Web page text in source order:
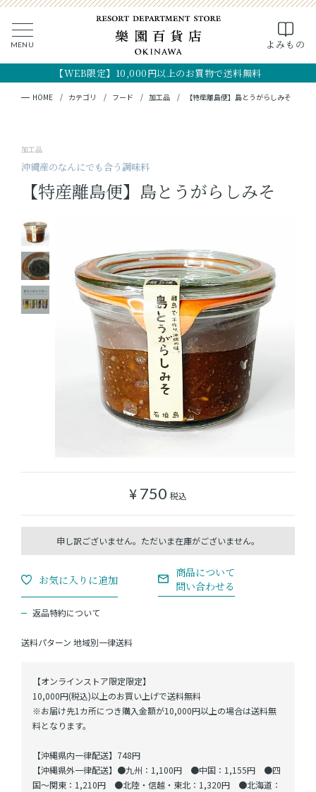
MENU よみもの
【WEB限定】10,000円以上のお買物で送料無料
CLOSE
検索
キーワード検索
MY PAGE CART
全ての商品
フード
クラフト
コスメ・アロマ
つくり手
OKINAWA the RYUKYU
ショッピングガイド
HOME カテゴリ フード 加工品 【特産離島便】島とうがらしみそ
加工品
沖縄産のなんにでも合う調味料
【特産離島便】島とうがらしみそ
¥750 税込
送料パターン 地域別一律送料
返品特約について
【オンラインストア限定限定】
10,000円(税込)以上のお買い上げで送料無料
※お届け先1カ所につき購入金額が10,000円以上の場合は送料無
料となります。
【沖縄県内一律配送】748円
【沖縄県外一律配送】●九州：1,100円 ●中国：1,155円 ●四
国～関東：1,210円 ●北陸・信越・東北：1,320円 ●北海道：